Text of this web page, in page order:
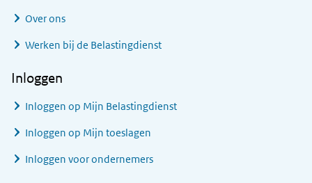
Over ons
Werken bij de Belastingdienst
Inloggen
Inloggen op Mijn Belastingdienst
Inloggen op Mijn toeslagen
Inloggen voor ondernemers